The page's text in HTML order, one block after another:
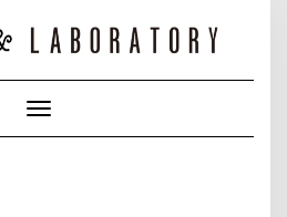
Toggle
Navigation